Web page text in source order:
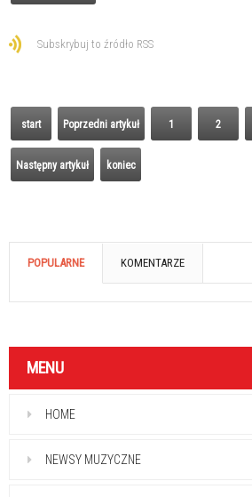
Subskrybuj to źródło RSS
start Poprzedni artykuł 1 2
Następny artykuł koniec
POPULARNE KOMENTARZE
MENU
HOME
NEWSY MUZYCZNE